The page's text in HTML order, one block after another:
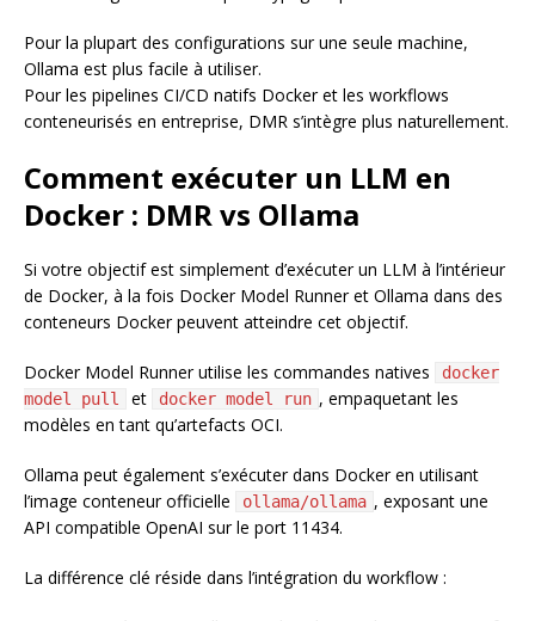
Pour la plupart des configurations sur une seule machine,
Ollama est plus facile à utiliser.
Pour les pipelines CI/CD natifs Docker et les workflows
conteneurisés en entreprise, DMR s’intègre plus naturellement.
Comment exécuter un LLM en
Docker : DMR vs Ollama
Si votre objectif est simplement d’exécuter un LLM à l’intérieur
de Docker, à la fois Docker Model Runner et Ollama dans des
conteneurs Docker peuvent atteindre cet objectif.
Docker Model Runner utilise les commandes natives
docker
model pull
et docker model run , empaquetant les
modèles en tant qu’artefacts OCI.
Ollama peut également s’exécuter dans Docker en utilisant
l’image conteneur officielle
ollama/ollama , exposant une
API compatible OpenAI sur le port 11434.
La différence clé réside dans l’intégration du workflow :